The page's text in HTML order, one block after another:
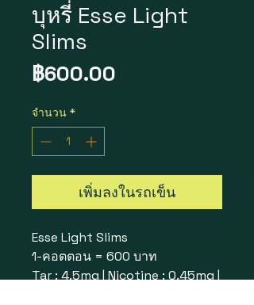
บุหรี่ Esse Light
Slims
฿600.00
จำนวน *
เพิ่มลงในรถเข็น
Esse Light Slims
1-คอตตอน = 600 บาท
Tar : 4.5mg | Nicotine : 0.45mg |